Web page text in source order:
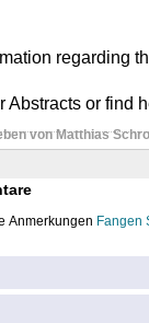
regarding
Abstracts or find
von Matthias
Anmerkungen Fangen